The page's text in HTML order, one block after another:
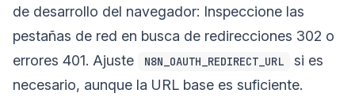
de desarrollo del navegador: Inspeccione las
pestañas de red en busca de redirecciones 302 o
errores 401. Ajuste
N8N_OAUTH_REDIRECT_URL
si es
necesario, aunque la URL base es suficiente.